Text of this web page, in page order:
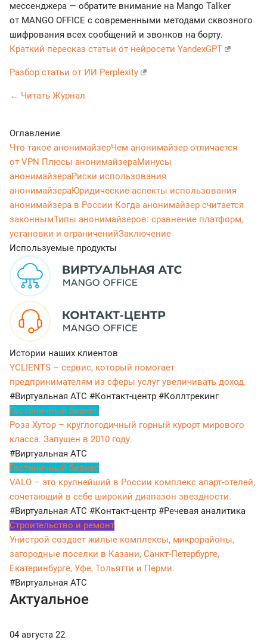
мессенджера — обратите внимание на Mango Talker
от MANGO OFFICE с современными методами сквозного
шифрования всех сообщений и звонков на борту.
Краткий пересказ статьи от нейросети YandexGPT
Разбор статьи от ИИ Perplexity
← Читать Журнал
Оглавление
Что такое анонимайзерЧем анонимайзер отличается
от VPN Плюсы анонимайзераМинусы
анонимайзераРиски использования
анонимайзераЮридические аспекты использования
анонимайзера в России Когда анонимайзер считается
законнымТипы анонимайзеров: сравнение платформ,
установки и ограниченийЗаключение
Используемые продукты
Истории наших клиентов
YCLIENTS – сервис, который помогает
предпринимателям из сферы услуг увеличивать доход.
#Виртуальная АТС #Контакт-центр #Коллтрекинг
Гостиничный бизнес
Роза Хутор – круглогодичный горный курорт мирового
класса. Запущен в 2010 году.
#Виртуальная АТС
Гостиничный бизнес
VALO – это крупнейший в России комплекс апарт-отелей,
сочетающий в себе широкий диапазон звездности.
#Виртуальная АТС #Контакт-центр #Речевая аналитика
Строительство и ремонт
Унистрой создает жилые комплексы, микрорайоны,
загородные поселки в Казани, Санкт-Петербурге,
Екатеринбурге, Уфе, Тольятти и Перми.
#Виртуальная АТС
Актуальное
04 августа 22